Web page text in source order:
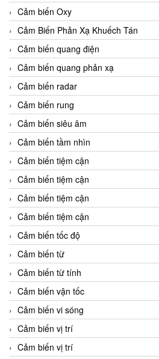
Cảm biến Oxy
Cảm Biến Phản Xạ Khuếch Tán
Cảm biến quang điện
Cảm biến quang phản xạ
Cảm biến radar
Cảm biến rung
Cảm biến siêu âm
Cảm biến tầm nhìn
Cảm biến tiệm cận
Cảm biến tiệm cận
Cảm biến tiệm cận
Cảm biến tiệm cận
Cảm biến tốc độ
Cảm biến từ
Cảm biến từ tính
Cảm biến vận tốc
Cảm biến vi sóng
Cảm biến vị trí
Cảm biến vị trí